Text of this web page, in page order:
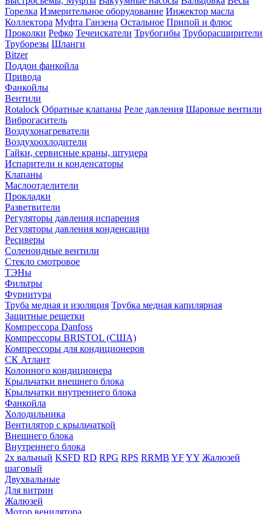
Горелка Измерительное оборудование Инжектор масла
Коллектора Муфта Ганзена Остальное Припой и флюс
Проколки Рефко Течеискатели Трубогибы Труборасширители
Труборезы Шланги
Bitzer
Поддон фанкойла
Привода
Фанкойлы
Вентили
Rotalock Обратные клапаны Реле давления Шаровые вентили
Виброгаситель
Воздухонагреватели
Воздухоохлодители
Гайки, сервисные краны, штуцера
Испарители и конденсаторы
Клапаны
Маслоотделители
Прокладки
Разветвители
Регуляторы давления испарения
Регуляторы давления конденсации
Ресиверы
Соленоидные вентили
Стекло смотровое
ТЭНы
Фильтры
Фурнитура
Труба медная и изоляция Трубка медная капилярная
Защитные решетки
Компрессора Danfoss
Компрессоры BRISTOL (США)
Компрессоры для кондиционеров
СК Атлант
Колонного кондиционера
Крыльчатки внешнего блока
Крыльчатки внутреннего блока
Фанкойла
Холодильника
Вентилятор с крыльчаткой
Внешнего блока
Внутреннего блока
2х вальный KSFD RD RPG RPS RRMB YFYY Жалюзей
шаговый
Двухвальные
Для витрин
Жалюзей
Мотор венилятора